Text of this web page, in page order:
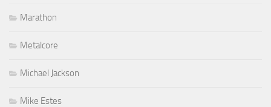
Marathon
Metalcore
Michael Jackson
Mike Estes